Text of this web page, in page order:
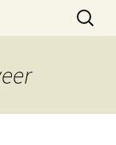
Buscar: